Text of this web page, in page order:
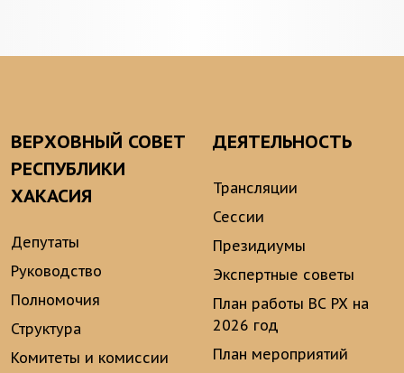
ВЕРХОВНЫЙ СОВЕТ
РЕСПУБЛИКИ
ХАКАСИЯ
Депутаты
Руководство
Полномочия
Структура
Комитеты и комиссии
ДЕЯТЕЛЬНОСТЬ
Трансляции
Сессии
Президиумы
Экспертные советы
План работы ВС РХ на
2026 год
План мероприятий